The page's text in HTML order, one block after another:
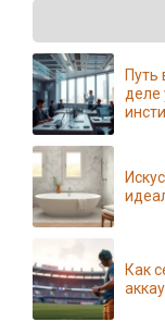
Путь
деле
Как